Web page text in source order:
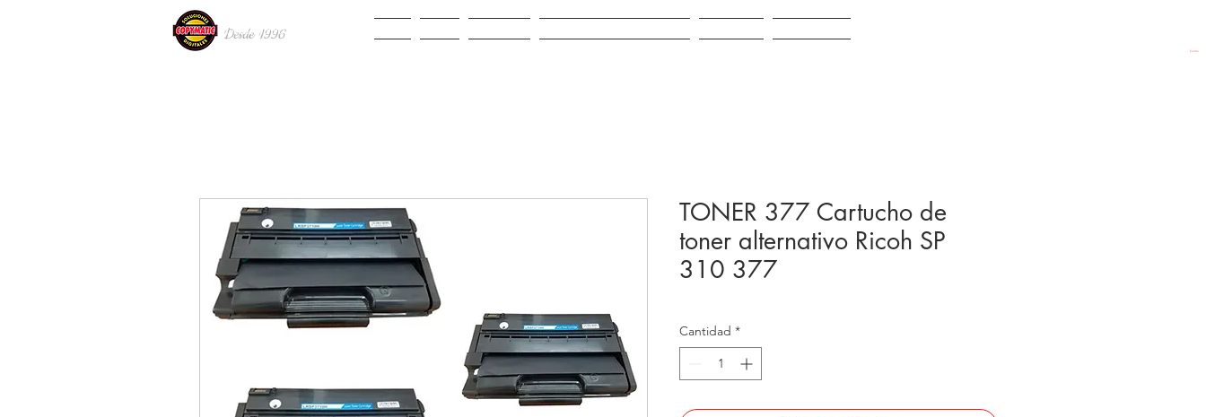
Desde 1996
TONER 377 Cartucho de
toner alternativo Ricoh SP
310 377
Cantidad *
Carrito